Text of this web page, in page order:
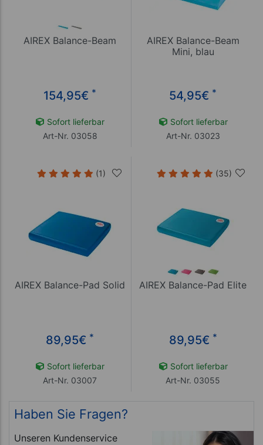
AIREX Balance-Beam
154,95€ *
Sofort lieferbar
Art-Nr. 03058
AIREX Balance-Beam
Mini, blau
54,95€ *
Sofort lieferbar
Art-Nr. 03023
(1)
AIREX Balance-Pad Solid
89,95€ *
Sofort lieferbar
Art-Nr. 03007
(35)
AIREX Balance-Pad Elite
89,95€ *
Sofort lieferbar
Art-Nr. 03055
Haben Sie Fragen?
Unseren Kundenservice